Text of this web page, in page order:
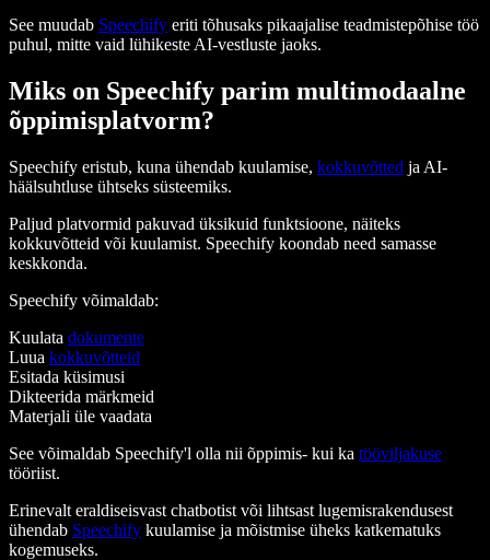
See muudab Speechify eriti tõhusaks pikaajalise teadmistepõhise töö
puhul, mitte vaid lühikeste AI-vestluste jaoks.
Miks on Speechify parim multimodaalne
õppimisplatvorm?
Speechify eristub, kuna ühendab kuulamise, kokkuvõtted ja AI-
häälsuhtluse ühtseks süsteemiks.
Paljud platvormid pakuvad üksikuid funktsioone, näiteks
kokkuvõtteid või kuulamist. Speechify koondab need samasse
keskkonda.
Speechify võimaldab:
Kuulata dokumente
Luua kokkuvõtteid
Esitada küsimusi
Dikteerida märkmeid
Materjali üle vaadata
See võimaldab Speechify'l olla nii õppimis- kui ka tööviljakuse
tööriist.
Erinevalt eraldiseisvast chatbotist või lihtsast lugemisrakendusest
ühendab Speechify kuulamise ja mõistmise üheks katkematuks
kogemuseks.